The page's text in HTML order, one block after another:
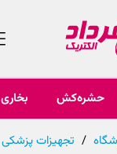
حشره‌کش بخاری
/ تجهیزات پزشکی